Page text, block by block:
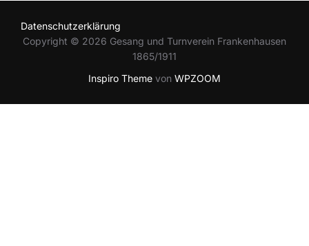
Datenschutzerklärung
Copyright © 2026 Gesang und Turnverein Frankenhausen
1865/1911
Inspiro Theme von WPZOOM